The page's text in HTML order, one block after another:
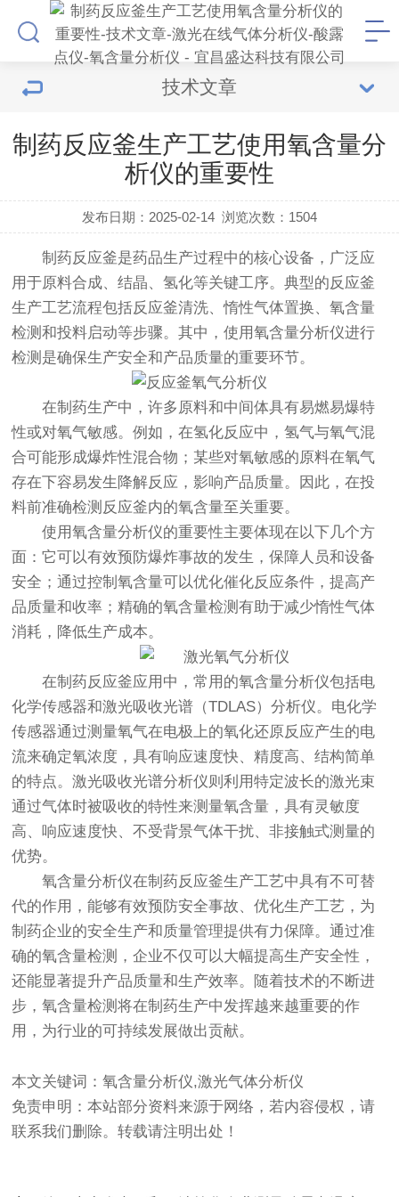
技术文章
制药反应釜生产工艺使用氧含量分
析仪的重要性
发布日期：2025-02-14 浏览次数： 1504
制药反应釜是药品生产过程中的核心设备，广泛应
用于原料合成、结晶、氢化等关键工序。典型的反应釜
生产工艺流程包括反应釜清洗、惰性气体置换、氧含量
检测和投料启动等步骤。其中，使用氧含量分析仪进行
检测是确保生产安全和产品质量的重要环节。
在制药生产中，许多原料和中间体具有易燃易爆特
性或对氧气敏感。例如，在氢化反应中，氢气与氧气混
合可能形成爆炸性混合物；某些对氧敏感的原料在氧气
存在下容易发生降解反应，影响产品质量。因此，在投
料前准确检测反应釜内的氧含量至关重要。
使用氧含量分析仪的重要性主要体现在以下几个方
面：它可以有效预防爆炸事故的发生，保障人员和设备
安全；通过控制氧含量可以优化催化反应条件，提高产
品质量和收率；精确的氧含量检测有助于减少惰性气体
消耗，降低生产成本。
在制药反应釜应用中，常用的氧含量分析仪包括电
化学传感器和激光吸收光谱（TDLAS）分析仪。电化学
传感器通过测量氧气在电极上的氧化还原反应产生的电
流来确定氧浓度，具有响应速度快、精度高、结构简单
的特点。激光吸收光谱分析仪则利用特定波长的激光束
通过气体时被吸收的特性来测量氧含量，具有灵敏度
高、响应速度快、不受背景气体干扰、非接触式测量的
优势。
氧含量分析仪在制药反应釜生产工艺中具有不可替
代的作用，能够有效预防安全事故、优化生产工艺，为
制药企业的安全生产和质量管理提供有力保障。通过准
确的氧含量检测，企业不仅可以大幅提高生产安全性，
还能显著提升产品质量和生产效率。随着技术的不断进
步，氧含量检测将在制药生产中发挥越来越重要的作
用，为行业的可持续发展做出贡献。
本文关键词：氧含量分析仪,激光气体分析仪
免责申明：本站部分资料来源于网络，若内容侵权，请
联系我们删除。转载请注明出处！